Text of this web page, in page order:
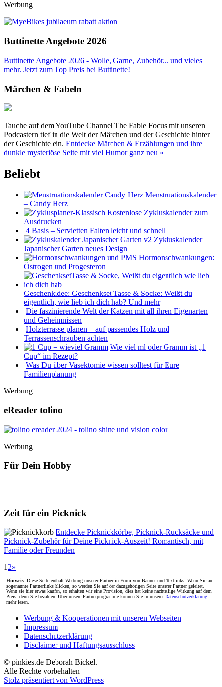
Werbung
Buttinette Angebote 2026
Buttinette Angebote 2026 - Wolle, Garne, Zubehör... und vieles
mehr. Jetzt zum Top Preis bei Buttinette!
Märchen & Fabeln
Tauche auf dem YouTube Channel The Fable Focus mit unseren
Podcastern tief in die Welt der Märchen und der Geschichte hinter
der Geschichte ein. Entdecke Märchen & Erzählungen und ihre
dunkle mysteriöse Seite mit viel Humor ganz neu »
Beliebt
Menstruationskalender
– Candy Herz
Kostenlose Zykluskalender zum
Ausdrucken
4 Basis – Servietten Falten leicht und schnell
Zykluskalender
Japanischer Garten neues Design
Hormonschwankungen:
Östrogen und Progesteron
Geschenkidee: Geschenkset Tasse & Socke: Weißt du
eigentlich, wie lieb ich dich hab? Und mehr
Die faszinierende Welt der Katzen mit all ihren Eigenarten
und Geheimnissen
Holzterrasse planen – auf passendes Holz und
Terrassenschrauben achten
Wie viel ml oder Gramm ist „1
Cup“ im Rezept?
Was Du über Vasektomie wissen solltest für Eure
Familienplanung
Werbung
eReader tolino
Werbung
Für Dein Hobby
Zeit für ein Picknick
Entdecke Picknickkörbe, Picknick-Rucksäcke und
Picknick-Zubehör für Deine Picknick-Auszeit! Romantisch, mit
Familie oder Freunden
12»
Hinweis: Diese Seite enthält Werbung unserer Partner in Form von Banner und Textlinks. Wenn Sie auf
sogenannte Partnerlinks klicken, so werden Sie auf der dazugehörigen Seite unserer Partner geleitet.
Wenn sie hier etwas kaufen, so erhalten wir eine Provision, dies hat keine nachteilige Wirkung auf dem
Preis, denn Sie bezahlen. Über unsere Partnerprogramme können Sie in unsererDatenschutzerklärung
mehr lesen.
Werbung & Kooperationen mit unseren Webseiten
Impressum
Datenschutzerklärung
Disclaimer und Haftungsausschluss
© pinkies.de Deborah Bickel.
Alle Rechte vorbehalten
Stolz präsentiert von WordPress